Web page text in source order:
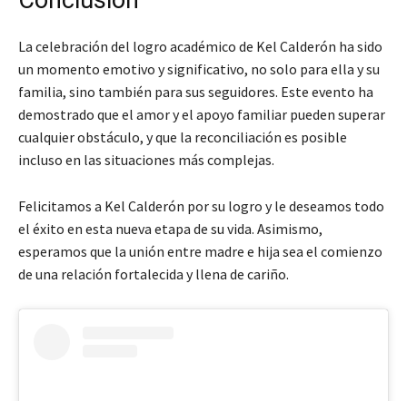
La celebración del logro académico de Kel Calderón ha sido
un momento emotivo y significativo, no solo para ella y su
familia, sino también para sus seguidores. Este evento ha
demostrado que el amor y el apoyo familiar pueden superar
cualquier obstáculo, y que la reconciliación es posible
incluso en las situaciones más complejas.
Felicitamos a Kel Calderón por su logro y le deseamos todo
el éxito en esta nueva etapa de su vida. Asimismo,
esperamos que la unión entre madre e hija sea el comienzo
de una relación fortalecida y llena de cariño.